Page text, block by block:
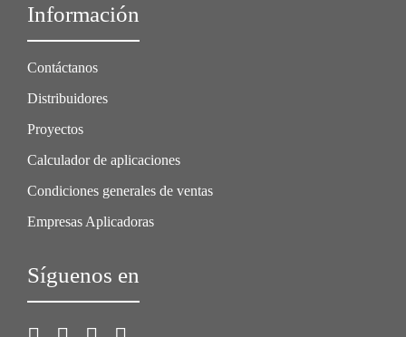
Información
Contáctanos
Distribuidores
Proyectos
Calculador de aplicaciones
Condiciones generales de ventas
Empresas Aplicadoras
Síguenos en